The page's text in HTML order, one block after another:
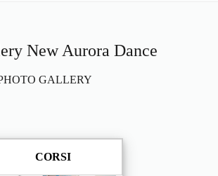
New Aurora Dance
GALLERY
CORSI